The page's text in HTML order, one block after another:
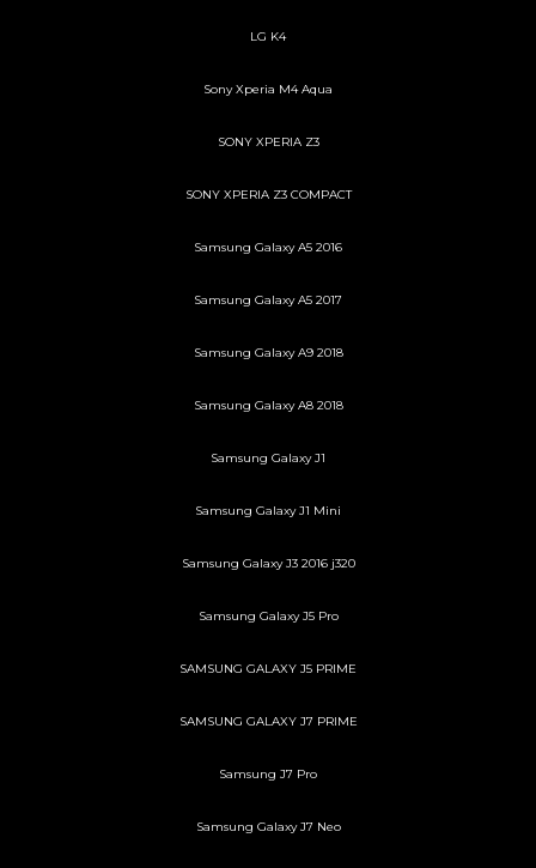
LG K4
Sony Xperia M4 Aqua
SONY XPERIA Z3
SONY XPERIA Z3 COMPACT
Samsung Galaxy A5 2016
Samsung Galaxy A5 2017
Samsung Galaxy A9 2018
Samsung Galaxy A8 2018
Samsung Galaxy J1
Samsung Galaxy J1 Mini
Samsung Galaxy J3 2016 j320
Samsung Galaxy J5 Pro
SAMSUNG GALAXY J5 PRIME
SAMSUNG GALAXY J7 PRIME
Samsung J7 Pro
Samsung Galaxy J7 Neo